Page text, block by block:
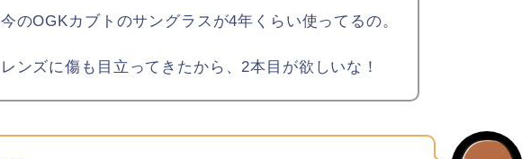
今のOGKカブトのサングラスが4年くらい使ってるの。
レンズに傷も目立ってきたから、2本目が欲しいな！